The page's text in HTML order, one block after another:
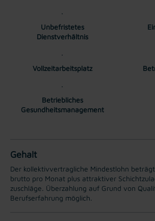
Unbefristetes
Dienstverhältnis
Vollzeitarbeitsplatz
Betriebliches
Gesundheitsmanagement
Gehalt
Der kollektivvertragliche Mindestlohn
brutto pro Monat plus attraktiver
zuschläge. Überzahlung auf Grund von
Berufserfahrung möglich.